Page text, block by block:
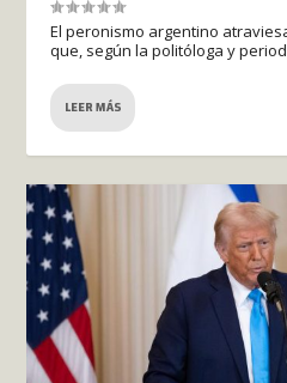
El peronismo argentino
que, según la politóloga y
LEER MÁS